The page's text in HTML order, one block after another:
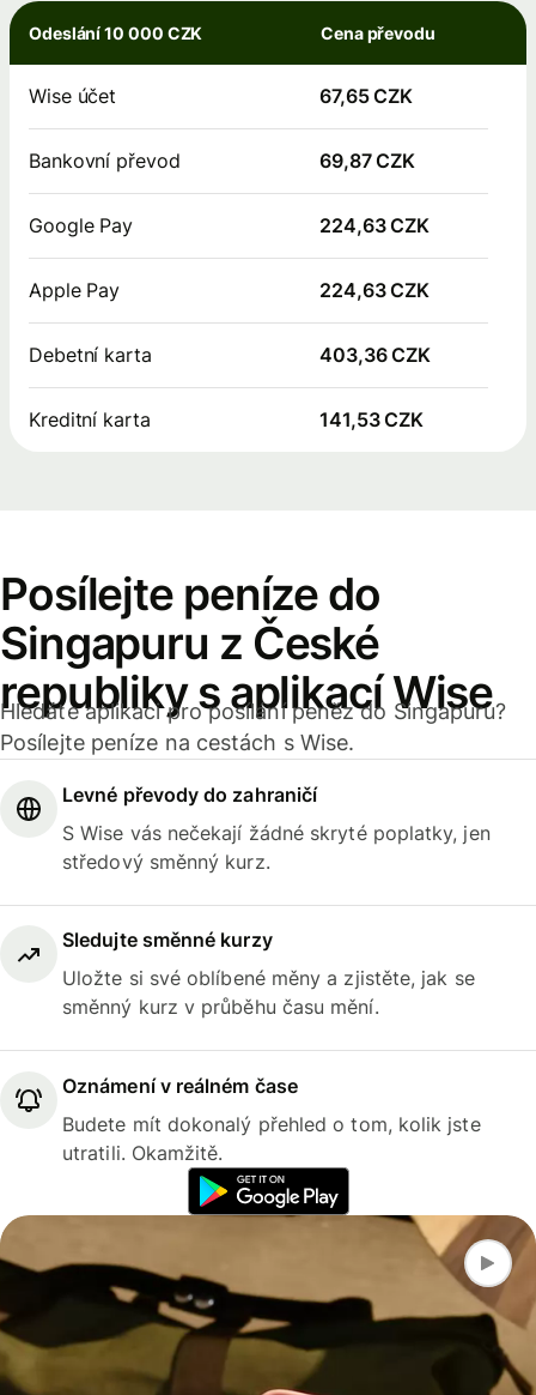
Odeslání 10 000 CZK Cena převodu
Wise účet 67,65 CZK
Bankovní převod 69,87 CZK
Google Pay 224,63 CZK
Apple Pay 224,63 CZK
Debetní karta 403,36 CZK
Kreditní karta 141,53 CZK
Posílejte peníze do
Singapuru z České
republiky s aplikací Wise
Hledáte aplikaci pro posílání peněz do Singapuru?
Posílejte peníze na cestách s Wise.
Levné převody do zahraničí
S Wise vás nečekají žádné skryté poplatky, jen
středový směnný kurz.
Sledujte směnné kurzy
Uložte si své oblíbené měny a zjistěte, jak se
směnný kurz v průběhu času mění.
Oznámení v reálném čase
Budete mít dokonalý přehled o tom, kolik jste
utratili. Okamžitě.